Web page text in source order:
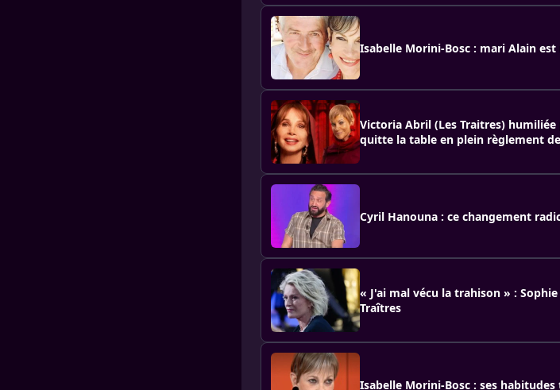
Isabelle Morini-Bosc : mari Alain
Victoria Abril (Les Traitres)
quitte la table en plein règlement
Cyril Hanouna : ce changement
« J'ai mal vécu la trahison » :
Traîtres
Isabelle Morini-Bosc : ses